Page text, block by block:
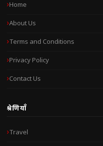
Home
About Us
Terms and Conditions
Privacy Policy
Contact Us
श्रेणियाँ
Travel